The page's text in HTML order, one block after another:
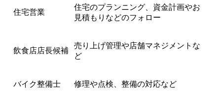
住宅営業
住宅のプランニング、資金計画やお
見積もりなどのフォロー
飲食店店長候補
売り上げ管理や店舗マネジメントな
ど
バイク整備士 修理や点検、整備の対応など